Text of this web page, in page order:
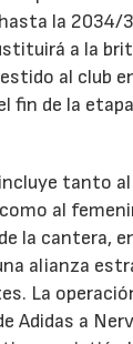
la 2034/
a la
al club
fin de la
tanto
al
la cantera,
alianza
La
Adidas a